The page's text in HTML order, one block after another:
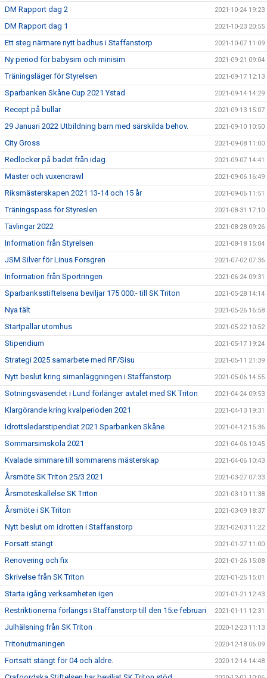
DM Rapport dag 2 2021-10-24 19:23
DM Rapport dag 1 2021-10-23 20:55
Ett steg närmare nytt badhus i Staffanstorp 2021-10-07 11:09
Ny period för babysim och minisim 2021-09-21 09:04
Träningsläger för Styrelsen 2021-09-17 12:13
Sparbanken Skåne Cup 2021 Ystad 2021-09-14 14:29
Recept på bullar 2021-09-13 15:07
29 Januari 2022 Utbildning barn med särskilda behov. 2021-09-10 10:50
City Gross 2021-09-08 11:00
Redlocker på badet från idag. 2021-09-07 14:41
Master och vuxencrawl 2021-09-06 16:49
Riksmästerskapen 2021 13-14 och 15 år 2021-09-06 11:51
Träningspass för Styreslen 2021-08-31 17:10
Tävlingar 2022 2021-08-28 09:26
Information från Styrelsen 2021-08-18 15:04
JSM Silver för Linus Forsgren 2021-07-02 07:36
Information från Sportringen 2021-06-24 09:31
Sparbanksstiftelsena beviljar 175 000:- till SK Triton 2021-05-28 14:14
Nya tält 2021-05-26 16:58
Startpallar utomhus 2021-05-22 10:52
Stipendium 2021-05-17 19:24
Strategi 2025 samarbete med RF/Sisu 2021-05-11 21:39
Nytt beslut kring simanläggningen i Staffanstorp 2021-05-06 14:55
Sotningsväsendet i Lund förlänger avtalet med SK Triton 2021-04-24 09:53
Klargörande kring kvalperioden 2021 2021-04-13 19:31
Idrottsledarstipendiat 2021 Sparbanken Skåne 2021-04-12 15:36
Sommarsimskola 2021 2021-04-06 10:45
Kvalade simmare till sommarens mästerskap 2021-04-06 10:43
Årsmöte SK Triton 25/3 2021 2021-03-27 07:33
Årsmöteskallelse SK Triton 2021-03-10 11:38
Årsmöte i SK Triton 2021-03-09 18:37
Nytt beslut om idrotten i Staffanstorp 2021-02-03 11:22
Forsatt stängt 2021-01-27 11:00
Renovering och fix 2021-01-26 15:08
Skrivelse från SK Triton 2021-01-25 15:01
Starta igång verksamheten igen 2021-01-21 12:43
Restriktionerna förlängs i Staffanstorp till den 15:e februari 2021-01-11 12:31
Julhälsning från SK Triton 2020-12-23 11:13
Tritonutmaningen 2020-12-18 06:09
Fortsatt stängt för 04 och äldre. 2020-12-14 14:48